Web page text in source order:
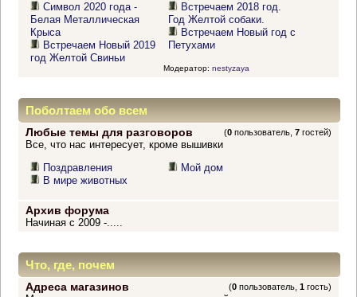
Символ 2020 года -
Белая Металлическая
Крыса
Встречаем Новый 2019
год Желтой Свиньи
Встречаем 2018 год.
Год Желтой собаки.
Встречаем Новый год с
Петухами
Модератор: nestyzaya
Поболтаем обо всем
Любые темы для разговоров (0 пользователь,7 гостей)
Все, что нас интересует, кроме вышивки
Поздравления
В мире животных
Мой дом
Архив форума
Начиная с 2009 -.....
Что, где, почем
Адреса магазинов (0 пользователь,1 гость)